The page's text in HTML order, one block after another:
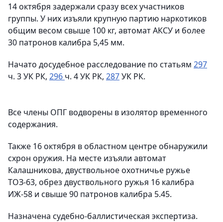
14 октября задержали сразу всех участников
группы. У них изъяли крупную партию наркотиков
общим весом свыше 100 кг, автомат АКСУ и более
30 патронов калибра 5,45 мм.
Начато досудебное расследование по статьям 297
ч. 3 УК РК, 296 ч. 4 УК РК, 287УК РК.
Все члены ОПГ водворены в изолятор временного
содержания.
Также 16 октября в областном центре обнаружили
схрон оружия. На месте изъяли автомат
Калашникова, двуствольное охотничье ружье
ТОЗ-63, обрез двуствольного ружья 16 калибра
ИЖ-58 и свыше 90 патронов калибра 5.45.
Назначена судебно-баллистическая экспертиза.